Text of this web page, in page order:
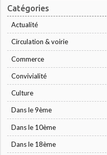
Catégories
Actualité
Circulation & voirie
Commerce
Convivialité
Culture
Dans le 9ème
Dans le 10ème
Dans le 18ème